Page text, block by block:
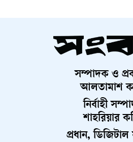
চলছে
মোমিন-
পারে
ঢাবির
সম্পাদক ও
আলতামাশ
নির্বাহী
শাহরিয়ার
প্রধান, ডিজিটাল